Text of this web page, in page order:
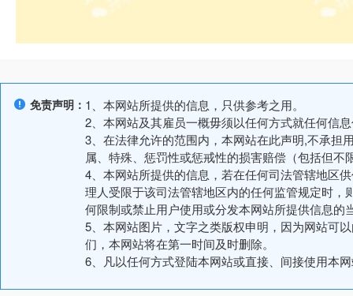
免责声明： 1、本网站所提供的信息，只供参考之用。
2、本网站及其雇员一概毋须以任何方式就任何信
3、在法律允许的范围内，本网站在此声明,不承担
属、特殊、惩罚性或惩戒性的损害赔偿（包括但
4、本网站所提供的信息，若在任何司法管辖地区
理人受限于该司法管辖地区内的任何监管规定时
何限制或禁止用户使用或分发本网站所提供信息的
5、本网站图片，文字之类版权申明，因为网站可
们，本网站将在第一时间及时删除。
6、凡以任何方式登陆本网站或直接、间接使用本